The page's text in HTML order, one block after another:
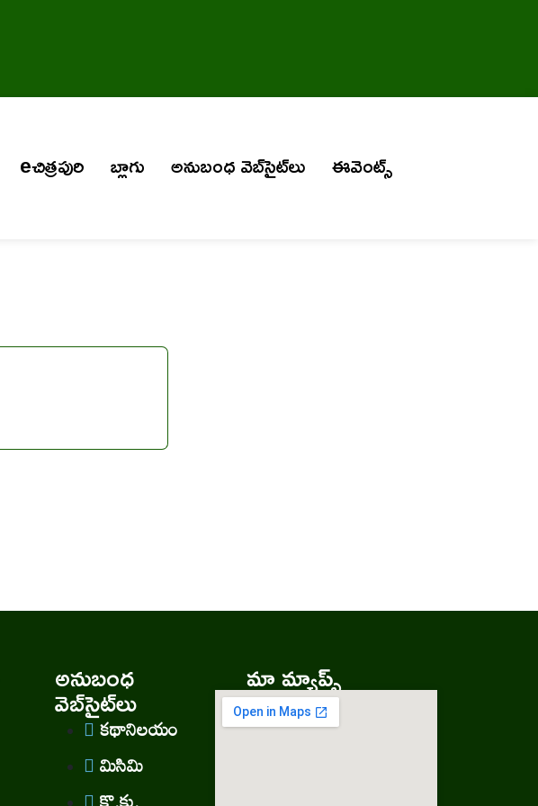
eచిత్రపురి బ్లాగు అనుబంధ వెబ్‌సైట్‌లు
ఈవెంట్స్
అనుబంధ
వెబ్‌సైట్‌లు
కథానిలయం
మిసిమి
మా మ్యాప్స్